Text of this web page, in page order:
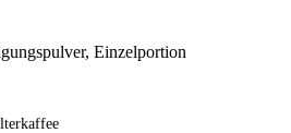
Einzelportion